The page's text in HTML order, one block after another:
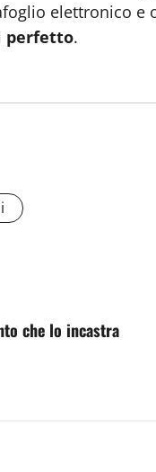
elettronico
perfetto.
che lo incastra